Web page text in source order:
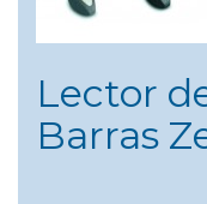
Lector
Barras